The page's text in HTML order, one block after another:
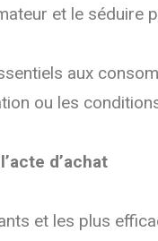
et le séduire
aux
ou les
d’achat
et les plus